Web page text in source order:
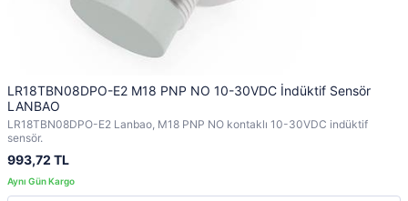
LR18TBN08DPO-E2 M18 PNP NO 10-30VDC İndüktif Sensör
LANBAO
LR18TBN08DPO-E2 Lanbao, M18 PNP NO kontaklı 10-30VDC indüktif
sensör.
993,72 TL